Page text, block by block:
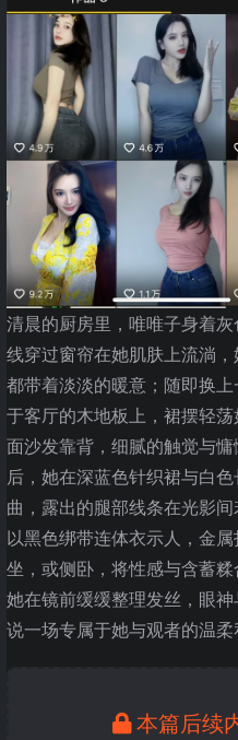
清晨的厨房里，唯唯子身着
线穿过窗帘在她肌肤上流淌
都带着淡淡的暖意；随即换
于客厅的木地板上，裙摆轻
面沙发靠背，细腻的触觉与
后，她在深蓝色针织裙与白
曲，露出的腿部线条在光影
以黑色绑带连体衣示人，金
坐，或侧卧，将性感与含蓄
她在镜前缓缓整理发丝，眼
说一场专属于她与观者的温柔
本篇后续